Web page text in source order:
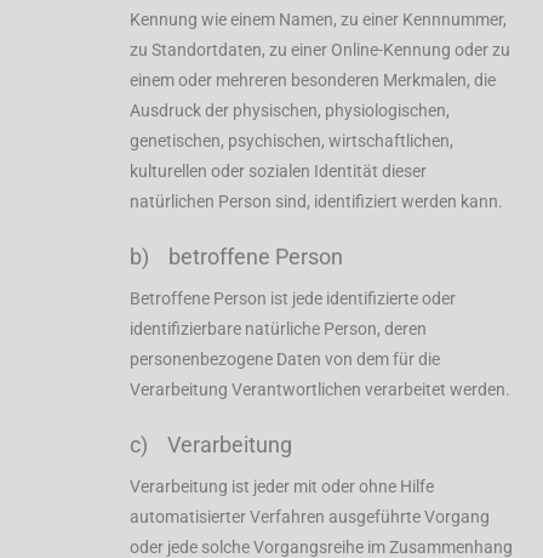
Kennung wie einem Namen, zu einer Kennnummer,
zu Standortdaten, zu einer Online-Kennung oder zu
einem oder mehreren besonderen Merkmalen, die
Ausdruck der physischen, physiologischen,
genetischen, psychischen, wirtschaftlichen,
kulturellen oder sozialen Identität dieser
natürlichen Person sind, identifiziert werden kann.
b) betroffene Person
Betroffene Person ist jede identifizierte oder
identifizierbare natürliche Person, deren
personenbezogene Daten von dem für die
Verarbeitung Verantwortlichen verarbeitet werden.
c) Verarbeitung
Verarbeitung ist jeder mit oder ohne Hilfe
automatisierter Verfahren ausgeführte Vorgang
oder jede solche Vorgangsreihe im Zusammenhang